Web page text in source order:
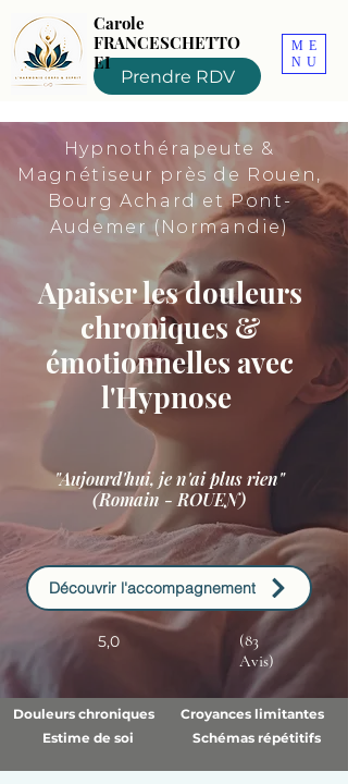
Prendre RDV
ME
NU
Carole
FRANCESCHETTO
EI
Hypnothérapeute &
Magnétiseur près de Rouen,
Bourg Achard et Pont-
Audemer (Normandie)
Apaiser les douleurs
chroniques &
émotionnelles avec
l'Hypnose
"Aujourd'hui, je n'ai plus rien"
(Romain - ROUEN)
Découvrir l'accompagnement
5,0
(83
Avis)
Douleurs chroniques
Croyances limitantes
Estime de soi
Schémas répétitifs